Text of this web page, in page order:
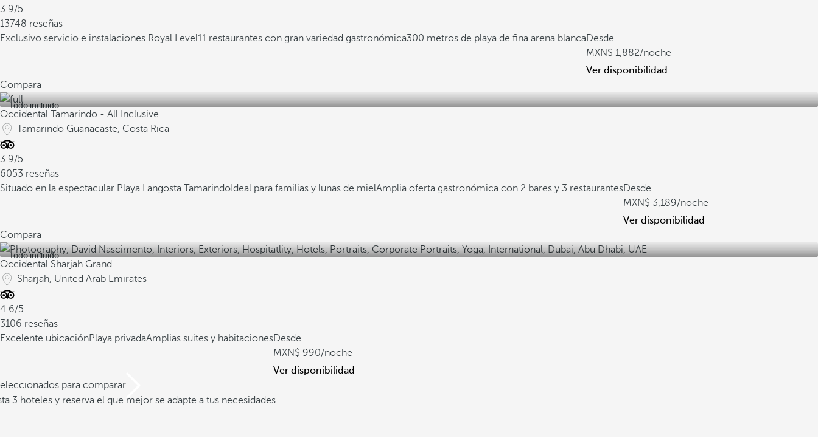
3.9/5
13748 reseñas
Exclusivo servicio e instalaciones Royal Level11 restaurantes con gran variedad gastronómica300 metros de playa de fina arena blancaDesde
1,882/noche
Ver disponibilidad
Compara
Todo incluido
Occidental Tamarindo - All Inclusive
Tamarindo Guanacaste, Costa Rica
3.9/5
6053 reseñas
Situado en la espectacular Playa Langosta Tamarindo Ideal para familias y lunas de mielAmplia oferta gastronómica con 2 bares y 3 restaurantesDesde
3,189/noche
Ver disponibilidad
Compara
Todo incluido
Occidental Sharjah Grand
Sharjah, United Arab Emirates
4.6/5
3106 reseñas
Excelente ubicaciónPlaya privadaAmplias suites y habitacionesDesde
990/noche
Ver disponibilidad
para comparar
3 hoteles y reserva el que mejor se adapte a tus necesidades